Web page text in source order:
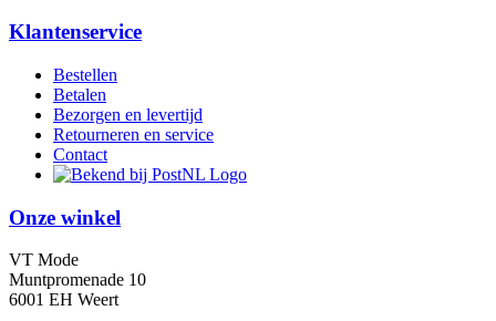
Klantenservice
Bestellen
Betalen
Bezorgen en levertijd
Retourneren en service
Contact
Onze winkel
VT Mode
Muntpromenade 10
6001 EH Weert